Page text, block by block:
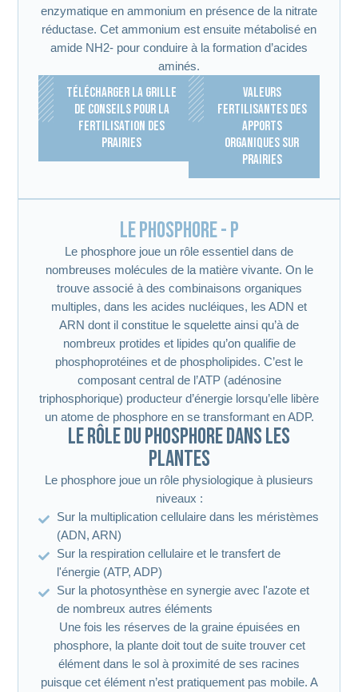
enzymatique en ammonium en présence de la nitrate
réductase. Cet ammonium est ensuite métabolisé en
amide NH2- pour conduire à la formation d’acides
aminés.
TÉLÉCHARGER LA GRILLE
DE CONSEILS POUR LA
FERTILISATION DES
PRAIRIES
VALEURS
FERTILISANTES DES
APPORTS
ORGANIQUES SUR
PRAIRIES
Le phosphore - P
Le phosphore joue un rôle essentiel dans de
nombreuses molécules de la matière vivante. On le
trouve associé à des combinaisons organiques
multiples, dans les acides nucléiques, les ADN et
ARN dont il constitue le squelette ainsi qu’à de
nombreux protides et lipides qu’on qualifie de
phosphoprotéines et de phospholipides. C’est le
composant central de l’ATP (adénosine
triphosphorique) producteur d’énergie lorsqu’elle libère
un atome de phosphore en se transformant en ADP.
Le rôle du phosphore dans les
plantes
Le phosphore joue un rôle physiologique à plusieurs
niveaux :
Sur la multiplication cellulaire dans les méristèmes
(ADN, ARN)
Sur la respiration cellulaire et le transfert de
l'énergie (ATP, ADP)
Sur la photosynthèse en synergie avec l'azote et
de nombreux autres éléments
Une fois les réserves de la graine épuisées en
phosphore, la plante doit tout de suite trouver cet
élément dans le sol à proximité de ses racines
puisque cet élément n’est pratiquement pas mobile. A